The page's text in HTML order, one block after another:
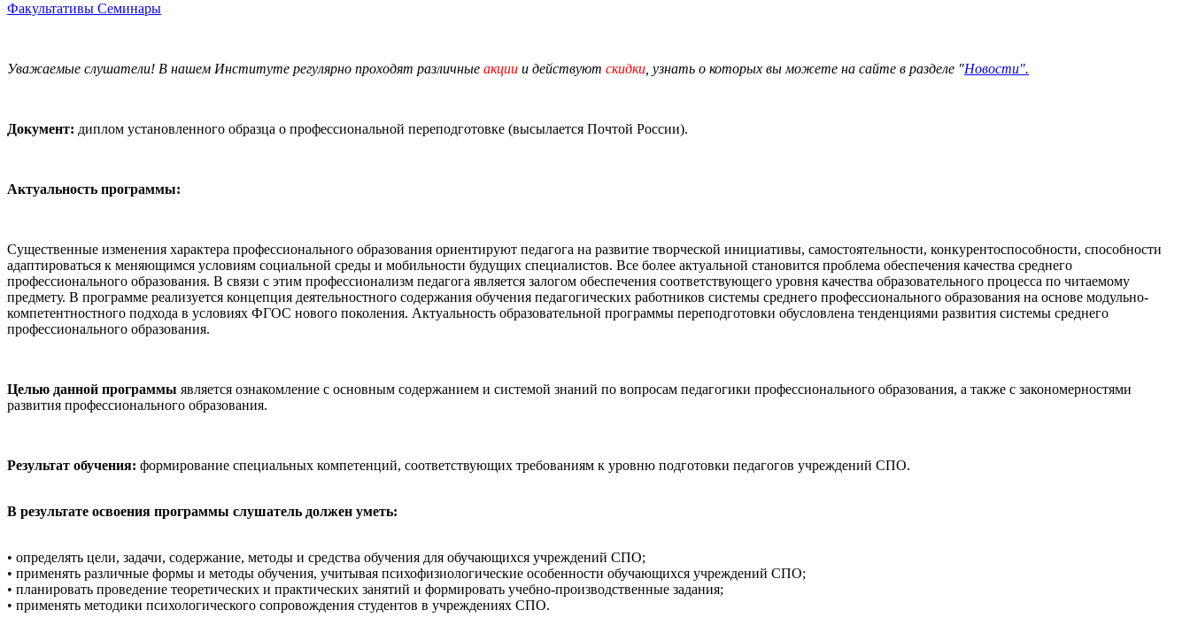
Факультативы Семинары
Уважаемые слушатели! В нашем Институте регулярно проходят различные акции и действуют скидки , узнать о которых вы можете на сайте в разделе "Новости".
Документ: диплом установленного образца о профессиональной переподготовке (высылается Почтой России).
Актуальность программы:
Существенные изменения характера профессионального образования ориентируют педагога на развитие творческой инициативы, самостоятельности, конкурентоспособности, способности
адаптироваться к меняющимся условиям социальной среды и мобильности будущих специалистов. Все более актуальной становится проблема обеспечения качества среднего
профессионального образования. В связи с этим профессионализм педагога является залогом обеспечения соответствующего уровня качества образовательного процесса по читаемому
предмету. В программе реализуется концепция деятельностного содержания обучения педагогических работников системы среднего профессионального образования на основе модульно-
компетентностного подхода в условиях ФГОС нового поколения. Актуальность образовательной программы переподготовки обусловлена тенденциями развития системы среднего
профессионального образования.
Целью данной программы является ознакомление с основным содержанием и системой знаний по вопросам педагогики профессионального образования, а также с закономерностями
развития профессионального образования.
Результат обучения: формирование специальных компетенций, соответствующих требованиям к уровню подготовки педагогов учреждений СПО.
В результате освоения программы слушатель должен уметь:
• определять цели, задачи, содержание, методы и средства обучения для обучающихся учреждений СПО;
• применять различные формы и методы обучения, учитывая психофизиологические особенности обучающихся учреждений СПО;
• планировать проведение теоретических и практических занятий и формировать учебно-производственные задания;
• применять методики психологического сопровождения студентов в учреждениях СПО.